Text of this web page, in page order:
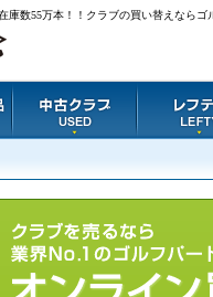
庫数55万本！！クラブの買い替えなら